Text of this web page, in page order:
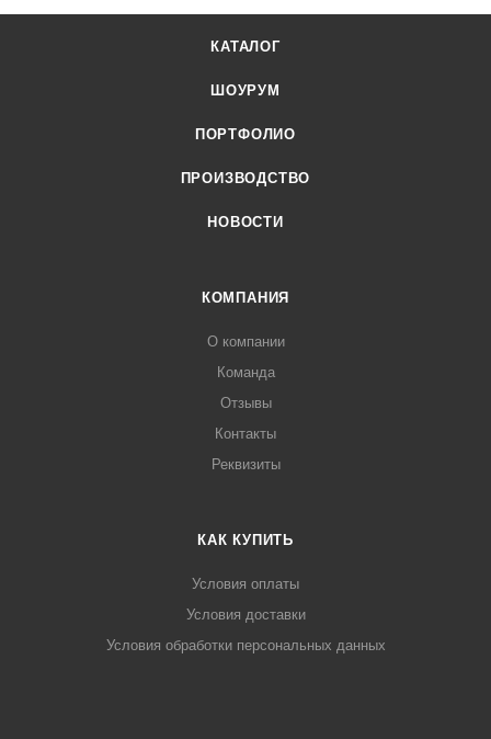
КАТАЛОГ
ШОУРУМ
ПОРТФОЛИО
ПРОИЗВОДСТВО
НОВОСТИ
КОМПАНИЯ
О компании
Команда
Отзывы
Контакты
Реквизиты
КАК КУПИТЬ
Условия оплаты
Условия доставки
Условия обработки персональных данных